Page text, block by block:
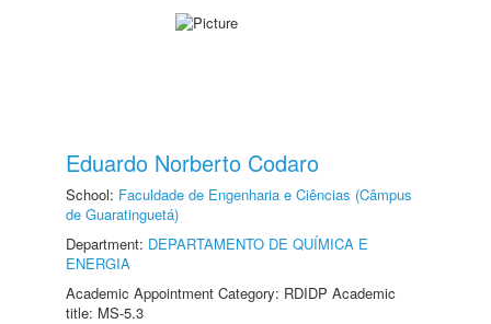
Eduardo Norberto Codaro
School: Faculdade de Engenharia e Ciências (Câmpus
de Guaratinguetá)
Department: DEPARTAMENTO DE QUÍMICA E
ENERGIA
Academic Appointment Category: RDIDP Academic
title: MS-5.3